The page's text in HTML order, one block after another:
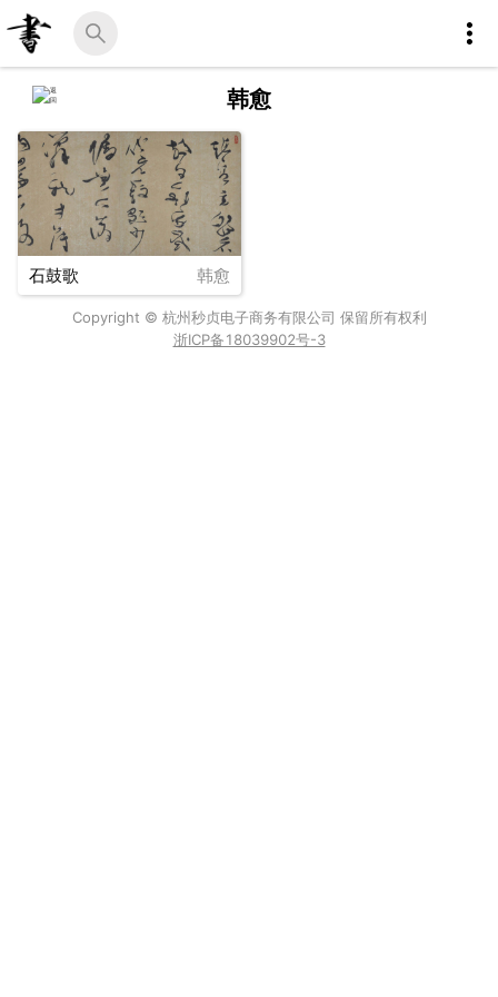
韩愈
石鼓歌 韩愈
Copyright © 杭州秒贞电子商务有限公司 保留所有权利
浙ICP备18039902号-3